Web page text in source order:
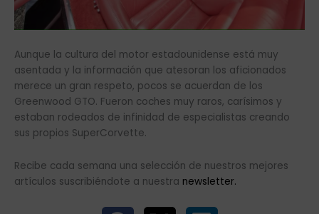
Aunque la cultura del motor estadounidense está muy
asentada y la información que atesoran los aficionados
merece un gran respeto, pocos se acuerdan de los
Greenwood GTO. Fueron coches muy raros, carísimos y
estaban rodeados de infinidad de especialistas creando
sus propios SuperCorvette.
Recibe cada semana una selección de nuestros mejores
artículos suscribiéndote a nuestra newsletter.